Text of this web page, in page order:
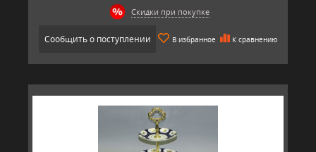
Скидки при покупке
Сообщить о поступлении В избранное К сравнению